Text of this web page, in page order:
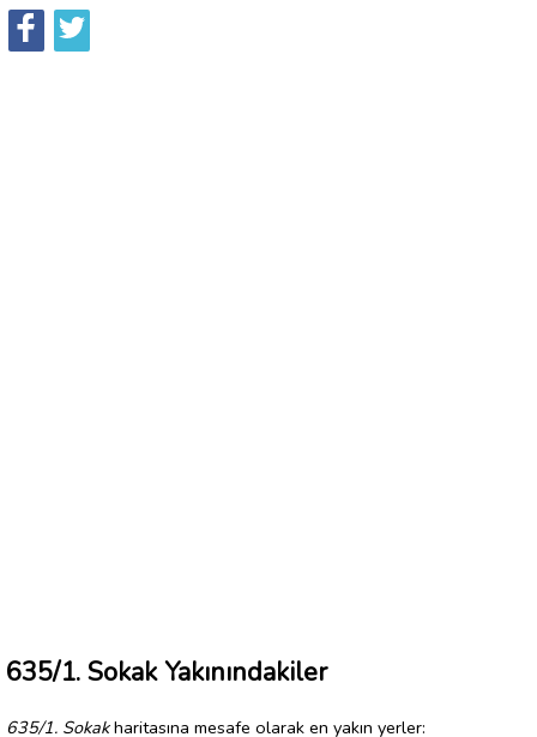
635/1. Sokak Yakınındakiler
635/1. Sokakharitasına mesafe olarak en yakın yerler: